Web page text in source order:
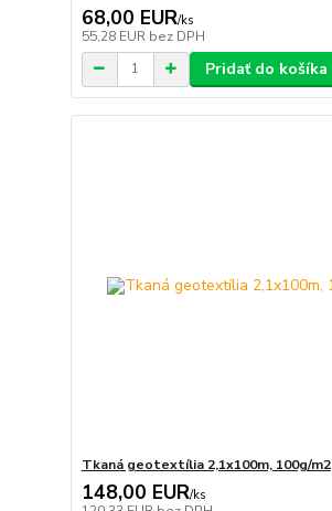
68,00 EUR/ks
55,28 EUR bez DPH
Pridať do košíka
Tkaná geotextília 2,1x100m, 100g/m2
148,00 EUR/ks